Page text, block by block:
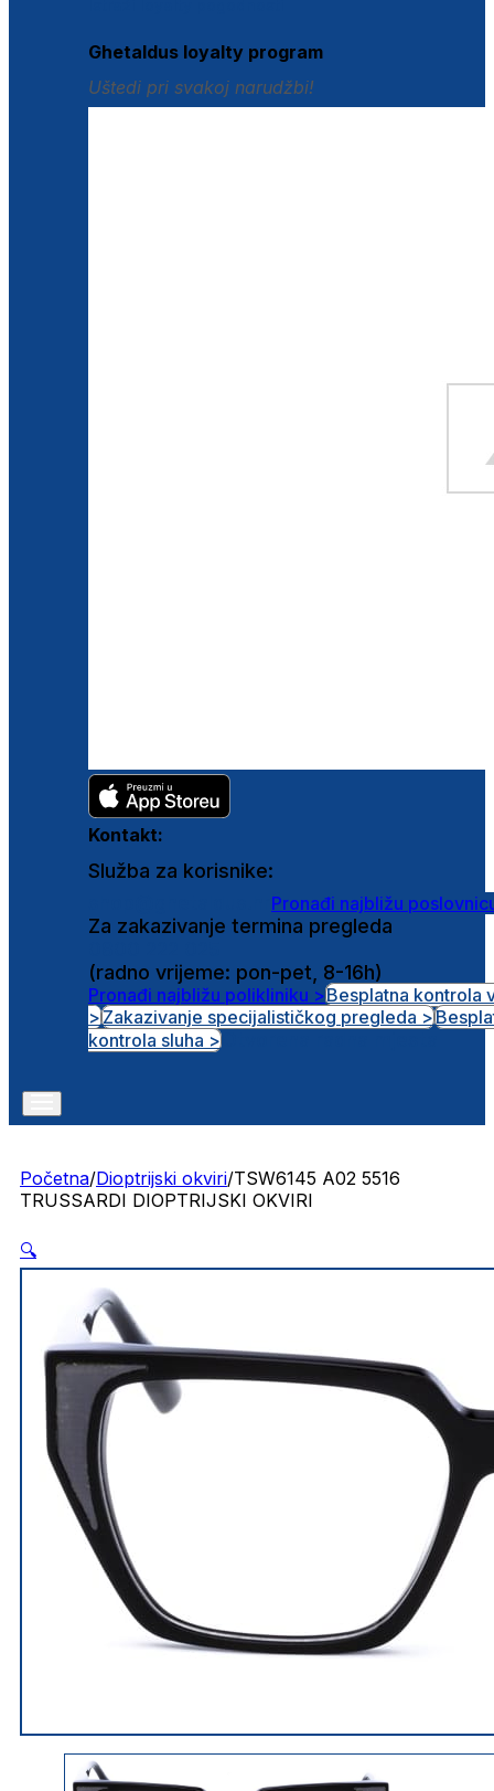
Ghetaldus loyalty program
Uštedi pri svakoj narudžbi!
Kontakt:
Služba za korisnike:
Pronađi najbližu
Za zakazivanje termina pregleda
(radno vrijeme: pon-pet, 8-16h)
Pronađi najbližu polikliniku >Besplatna kontrola
>Zakazivanje specijalističkog pregleda >
kontrola sluha >
Početna/Dioptrijski okviri/TSW6145 A02 5516
TRUSSARDI DIOPTRIJSKI OKVIRI
🔍